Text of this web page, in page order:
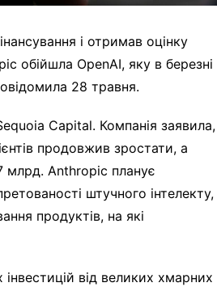
і отримав оцінку
обійшла OpenAI, яку в березні
28 травня.
Capital. Компанія заявила,
продовжив зростати, а
млрд. Anthropic планує
штучного інтелекту,
продуктів, на які
від великих хмарних